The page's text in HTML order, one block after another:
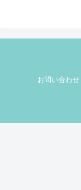
お問い合わせ